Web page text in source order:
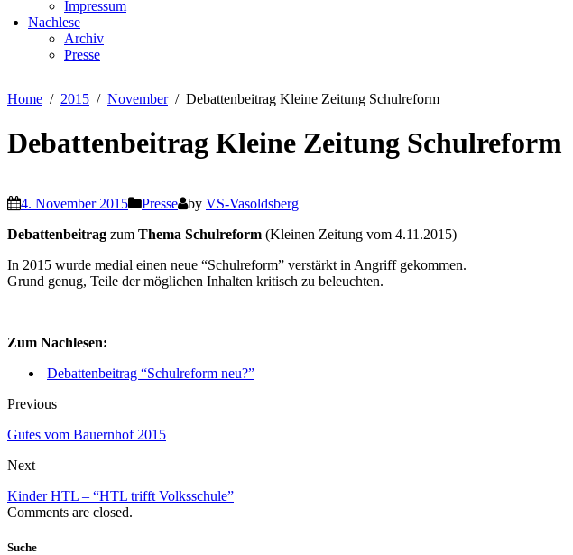
Impressum
Nachlese
Archiv
Presse
Home 2015 November Debattenbeitrag Kleine Zeitung Schulreform
Debattenbeitrag Kleine Zeitung Schulreform
4. November 2015 Presse by VS-Vasoldsberg
Debattenbeitrag zum Thema Schulreform (Kleinen Zeitung vom 4.11.2015)
In 2015 wurde medial einen neue “Schulreform” verstärkt in Angriff gekommen.
Grund genug, Teile der möglichen Inhalten kritisch zu beleuchten.
Zum Nachlesen:
Debattenbeitrag “Schulreform neu?”
Previous
Gutes vom Bauernhof 2015
Next
Kinder HTL – “HTL trifft Volksschule”
Comments are closed.
Suche